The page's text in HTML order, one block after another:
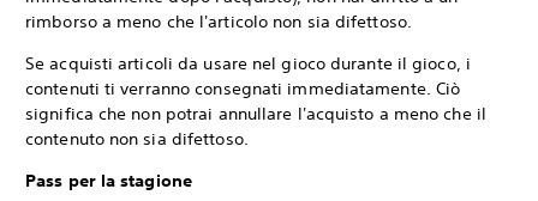
rimborso a meno che l'articolo non sia difettoso.
Se acquisti articoli da usare nel gioco durante il gioco, i
contenuti ti verranno consegnati immediatamente. Ciò
significa che non potrai annullare l'acquisto a meno che il
contenuto non sia difettoso.
Pass per la stagione